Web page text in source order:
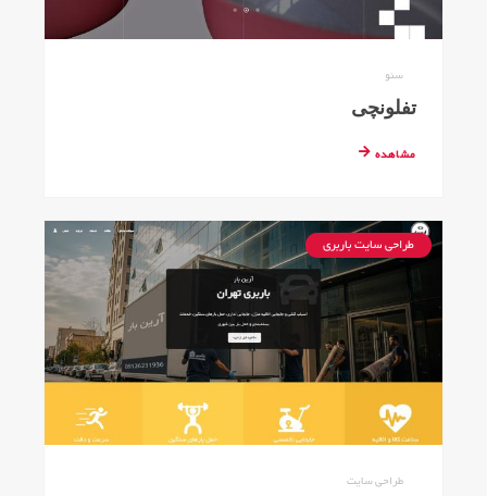
سئو
تفلونچی
مشاهده
طراحی سایت باربری
طراحی سایت